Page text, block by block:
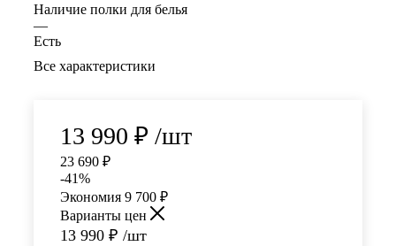
Наличие полки для белья
—
Есть
Все характеристики
13 990 ₽ /шт
23 690 ₽
-41%
Экономия 9 700 ₽
Варианты цен
13 990 ₽ /шт